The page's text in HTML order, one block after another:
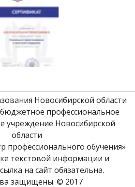
Новосибирской области
профессиональное
учреждение Новосибирской
области
профессионального обучения»
текстовой информации и
на сайт обязательна.
защищены. © 2017